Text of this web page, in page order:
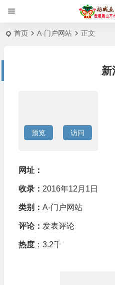
首页 A-门户网站 正文
新
预览 访问
网址：
收录： 2016年12月1日
类别： A-门户网站
评论： 发表评论
热度：3.2千